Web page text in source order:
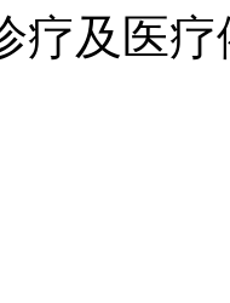
疗及医